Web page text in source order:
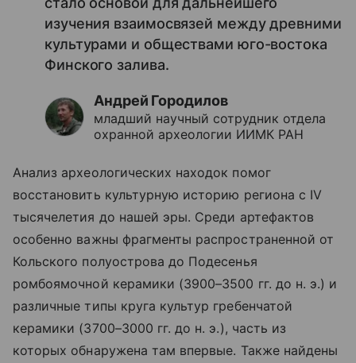
изучения взаимосвязей между древними
культурами и обществами юго-востока
Финского залива.
Андрей Городилов
младший научный сотрудник отдела
охранной археологии ИИМК РАН
Анализ археологических находок помог
восстановить культурную историю региона с IV
тысячелетия до нашей эры. Среди артефактов
особенно важны фрагменты распространенной от
Кольского полуострова до Подесенья
ромбоямочной керамики (3900–3500 гг. до н. э.) и
различные типы круга культур гребенчатой
керамики (3700–3000 гг. до н. э.), часть из
которых обнаружена там впервые. Также найдены